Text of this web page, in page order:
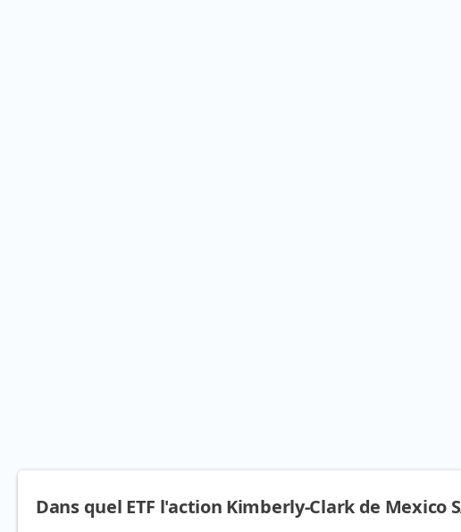
Dans quel ETF l'action Kimberly-Clark de Mexico